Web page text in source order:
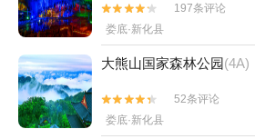


197条评论
娄底·新化县
大熊山国家森林公园(4A)


52条评论
娄底·新化县